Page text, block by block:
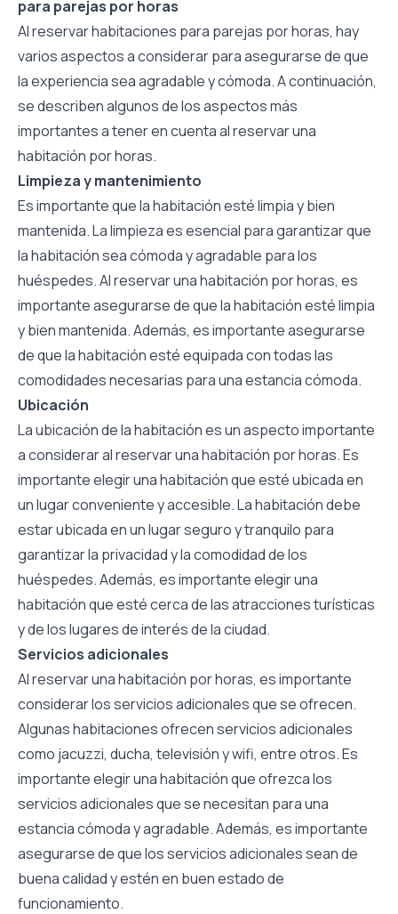
para parejas por horas
Al reservar habitaciones para parejas por horas, hay
varios aspectos a considerar para asegurarse de que
la experiencia sea agradable y cómoda. A continuación,
se describen algunos de los aspectos más
importantes a tener en cuenta al reservar una
habitación por horas.
Limpieza y mantenimiento
Es importante que la habitación esté limpia y bien
mantenida. La limpieza es esencial para garantizar que
la habitación sea cómoda y agradable para los
huéspedes. Al reservar una habitación por horas, es
importante asegurarse de que la habitación esté limpia
y bien mantenida. Además, es importante asegurarse
de que la habitación esté equipada con todas las
comodidades necesarias para una estancia cómoda.
Ubicación
La ubicación de la habitación es un aspecto importante
a considerar al reservar una habitación por horas. Es
importante elegir una habitación que esté ubicada en
un lugar conveniente y accesible. La habitación debe
estar ubicada en un lugar seguro y tranquilo para
garantizar la privacidad y la comodidad de los
huéspedes. Además, es importante elegir una
habitación que esté cerca de las atracciones turísticas
y de los lugares de interés de la ciudad.
Servicios adicionales
Al reservar una habitación por horas, es importante
considerar los servicios adicionales que se ofrecen.
Algunas habitaciones ofrecen servicios adicionales
como jacuzzi, ducha, televisión y wifi, entre otros. Es
importante elegir una habitación que ofrezca los
servicios adicionales que se necesitan para una
estancia cómoda y agradable. Además, es importante
asegurarse de que los servicios adicionales sean de
buena calidad y estén en buen estado de
funcionamiento.